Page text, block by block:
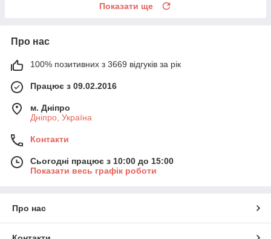
Показати ще
Про нас
100% позитивних з 3669 відгуків за рік
Працює з 09.02.2016
м. Дніпро
Дніпро, Україна
Контакти
Сьогодні працює з 10:00 до 15:00
Показати весь графік роботи
Про нас